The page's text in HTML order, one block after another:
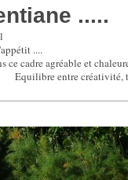
.....
....
ce cadre agréable et
Equilibre entre créativité,